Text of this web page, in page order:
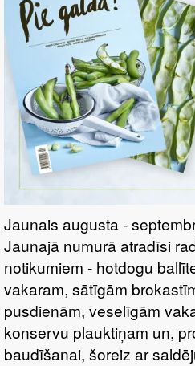
Jaunais augusta -
Jaunajā numurā atradīsi
notikumiem - hotdogu
vakaram, sātīgām
pusdienām, veselīgām
konservu plauktiņam un,
baudīšanai, šoreiz ar